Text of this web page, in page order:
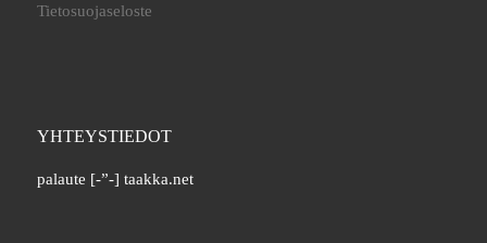
Tietosuojaseloste
YHTEYSTIEDOT
palaute [-”-] taakka.net